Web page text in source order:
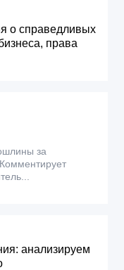
о справедливых
права
за
анализируем